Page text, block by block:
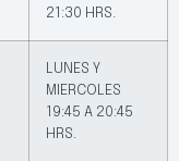
21:30 HRS.
LUNES Y
MIERCOLES
19:45 A 20:45
HRS.